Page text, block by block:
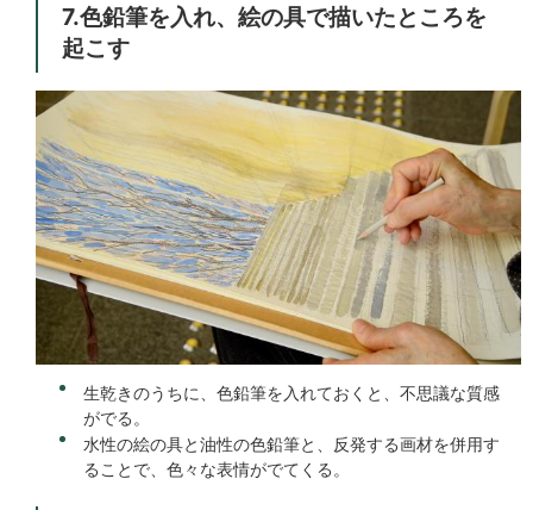
7.色鉛筆を入れ、絵の具で描いたところを
起こす
生乾きのうちに、色鉛筆を入れておくと、不思議な質感
がでる。
水性の絵の具と油性の色鉛筆と、反発する画材を併用す
ることで、色々な表情がでてくる。